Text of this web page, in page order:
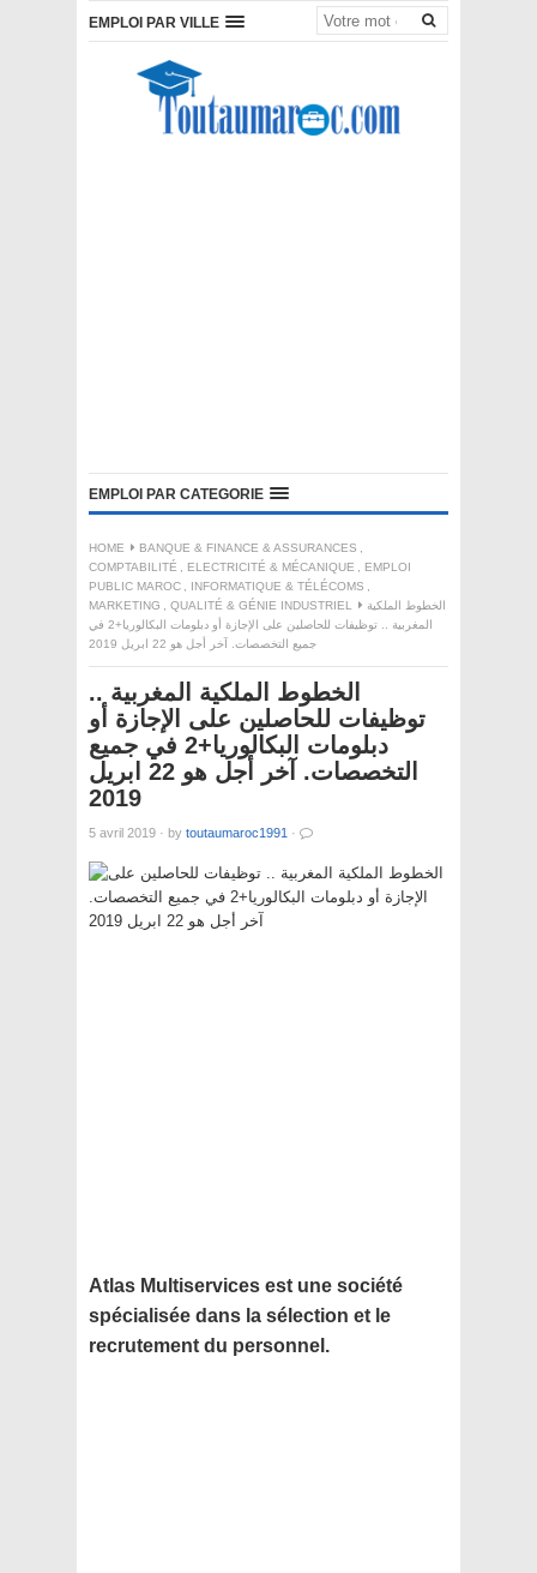
EMPLOI PAR VILLE
EMPLOI PAR CATEGORIE
HOME BANQUE & FINANCE & ASSURANCES ,
COMPTABILITÉ , ELECTRICITÉ & MÉCANIQUE , EMPLOI
PUBLIC MAROC , INFORMATIQUE & TÉLÉCOMS ,
MARKETING , QUALITÉ & GÉNIE INDUSTRIEL
الخطوط الملكية
المغربية .. توظيفات للحاصلين على الإجازة أو دبلومات البكالوريا+2 في
جميع التخصصات. آخر أجل هو 22 ابريل 2019
الخطوط الملكية المغربية ..
توظيفات للحاصلين على الإجازة أو
دبلومات البكالوريا+2 في جميع
التخصصات. آخر أجل هو 22 ابريل
2019
5 avril 2019 · by toutaumaroc1991 ·
Atlas Multiservices est une société
spécialisée dans la sélection et le
recrutement du personnel.